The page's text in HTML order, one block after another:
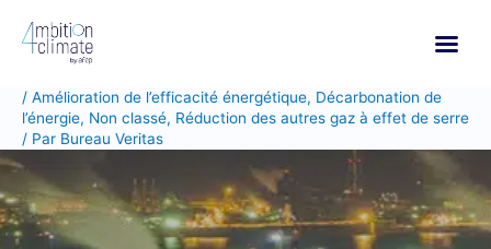
contenu
/ Amélioration de l’efficacité énergétique, Décarbonation de
l’énergie, Non classé, Réduction des autres gaz à effet de serre
/ Par Bureau Veritas